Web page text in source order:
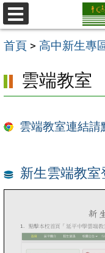
跳
至
主
容
區
選
單
首頁 > 高中新生專
雲端教室
雲端教室連結請
新生雲端教室